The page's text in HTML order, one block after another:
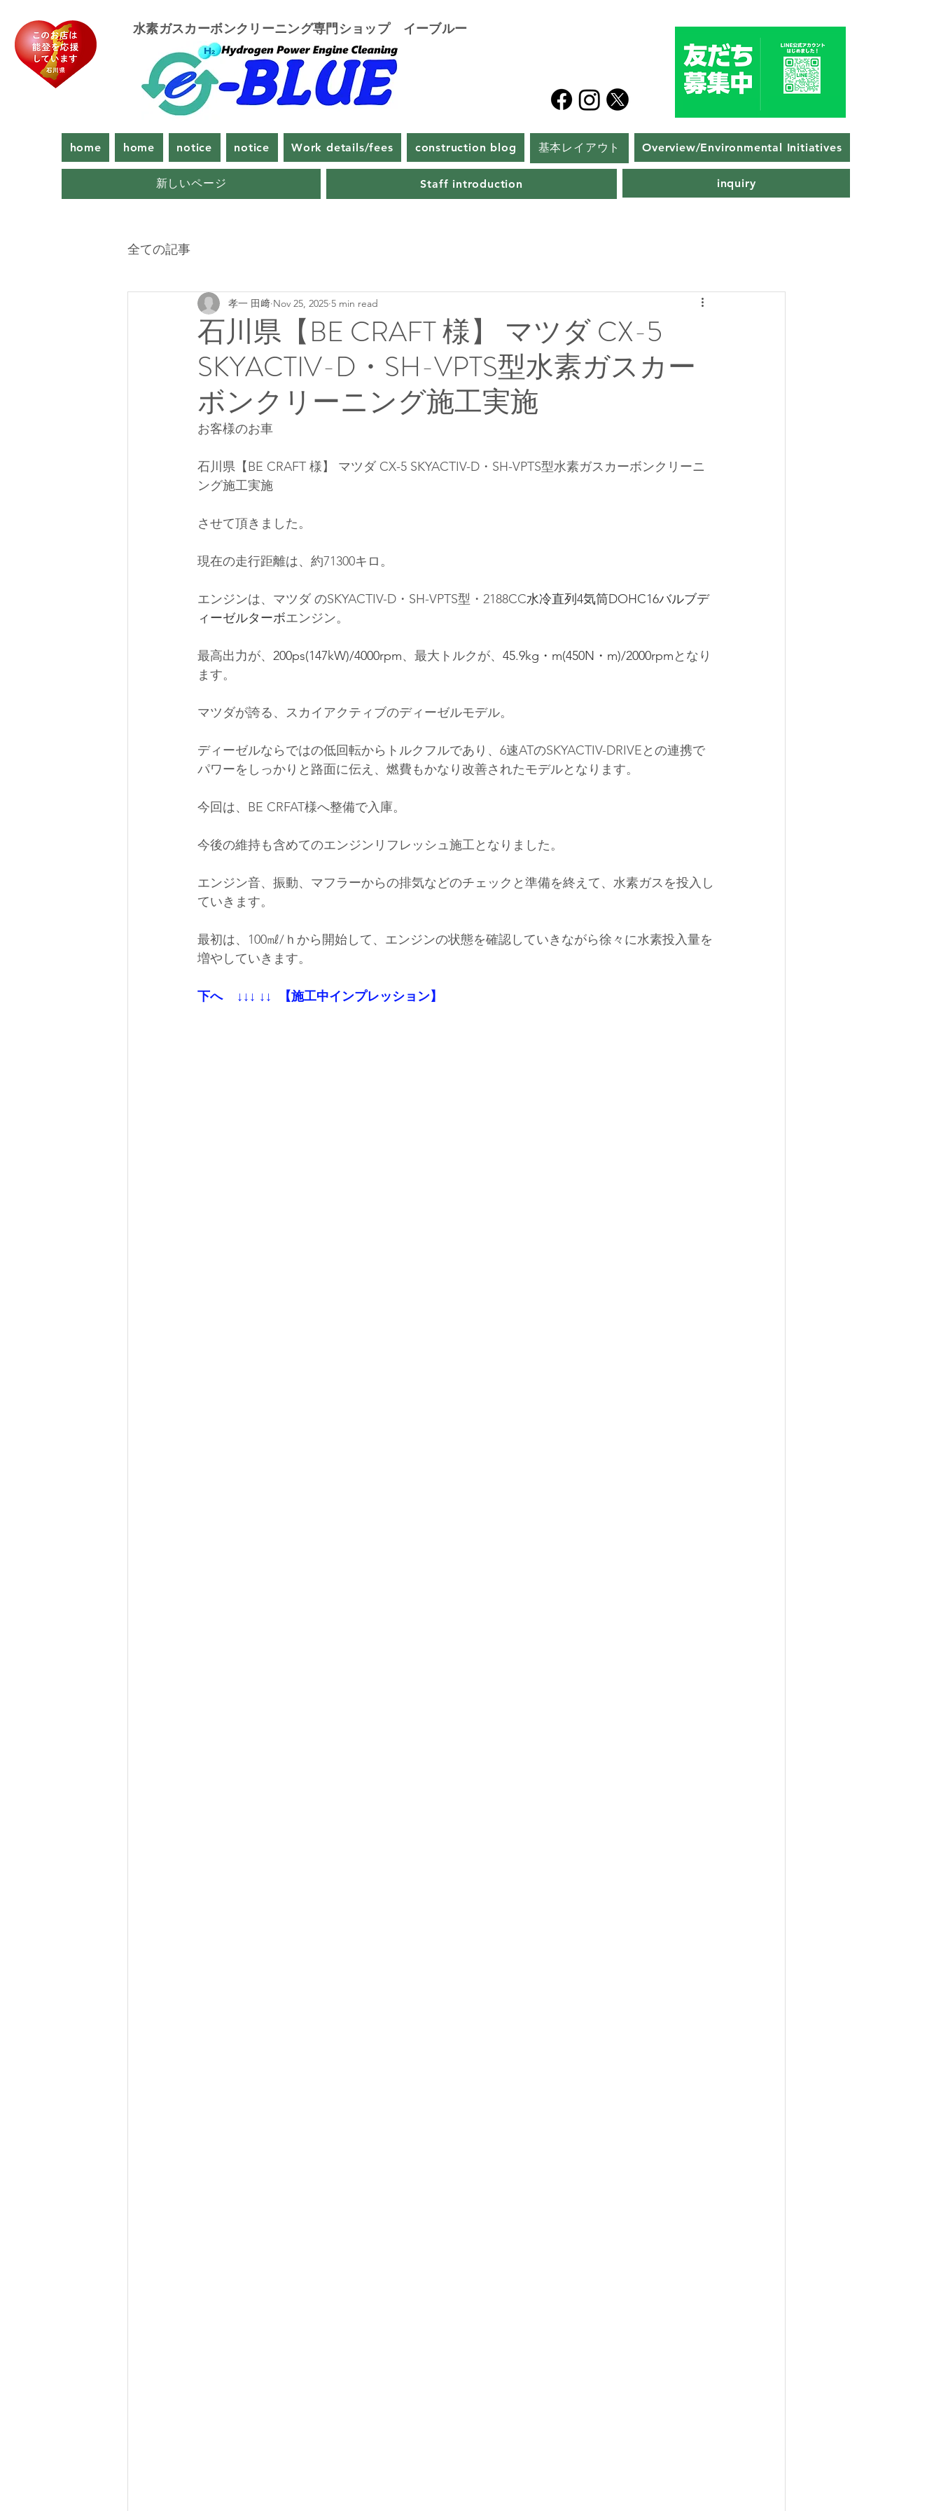
​水素ガスカーボンクリーニング専門ショップ イーブルー
home home notice notice Work details/fees construction blog 基本レイアウト Overview/Environmental Initiatives
新しいページ Staff introduction inquiry
全ての記事
石川県【BE CRAFT 様】 マツダ CX-5
SKYACTIV-D・SH-VPTS型水素ガスカー
ボンクリーニング施工実施
孝一 田﨑 Nov 25, 2025 5 min read
お客様のお車
石川県【BE CRAFT 様】 マツダ CX-5 SKYACTIV-D・SH-VPTS型水素ガスカーボンクリーニ
ング施工実施
させて頂きました。
現在の走行距離は、約71300キロ。
エンジンは、マツダ のSKYACTIV-D・SH-VPTS型・2188CC水冷直列4気筒DOHC16バルブデ
ィーゼルターボエンジン。
最高出力が、 200ps(147kW)/4000rpm、最大トルクが、 45.9kg・m(450N・m)/2000rpmとなり
ます。
マツダが誇る、スカイアクティブのディーゼルモデル。
ディーゼルならではの低回転からトルクフルであり、6速ATのSKYACTIV-DRIVEとの連携で
パワーをしっかりと路面に伝え、燃費もかなり改善されたモデルとなります。
今回は、BE CRFAT様へ整備で入庫。
今後の維持も含めてのエンジンリフレッシュ施工となりました。
エンジン音、振動、マフラーからの排気などのチェックと準備を終えて、水素ガスを投入し
ていきます。
最初は、100㎖/ｈから開始して、エンジンの状態を確認していきながら徐々に水素投入量を
増やしていきます。
下へ    ↓↓↓ ↓↓  【施工中インプレッション】